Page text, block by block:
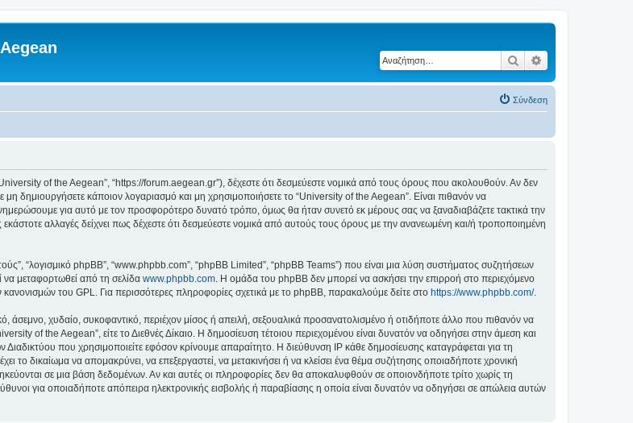
Αναζήτηση
Σύνδεση
of the Aegean”, “https://forum.aegean.gr”), δέχεστε ότι δεσμεύεστε νομικά από τους όρους που ακολουθούν. Αν δεν
δημιουργήσετε κάποιον λογαριασμό και μη χρησιμοποιήσετε το “University of the Aegean”. Είναι πιθανόν να
για αυτό με τον προσφορότερο δυνατό τρόπο, όμως θα ήταν συνετό εκ μέρους σας να ξαναδιαβάζετε τακτικά την
αλλαγές δείχνει πως δέχεστε ότι δεσμεύεστε νομικά από αυτούς τους όρους με την ανανεωμένη και/ή τροποποιημένη
“λογισμικό phpBB”, “www.phpbb.com”, “phpBB Limited”, “phpBB Teams”) που είναι μια λύση συστήματος συζητήσεων
να μεταφορτωθεί από τη σελίδα www.phpbb.com. Η ομάδα του phpBB δεν μπορεί να ασκήσει την επιρροή στο περιεχόμενο
του GPL. Για περισσότερες πληροφορίες σχετικά με το phpBB, παρακαλούμε δείτε στο https://www.phpbb.com/.
άσεμνο, χυδαίο, συκοφαντικό, περιέχον μίσος ή απειλή, σεξουαλικά προσανατολισμένο ή οτιδήποτε άλλο που πιθανόν να
of the Aegean”, είτε το Διεθνές Δίκαιο. Η δημοσίευση τέτοιου περιεχομένου είναι δυνατόν να οδηγήσει στην άμεση και
που χρησιμοποιείτε εφόσον κρίνουμε απαραίτητο. Η διεύθυνση IP κάθε δημοσίευσης καταγράφεται για τη
δικαίωμα να απομακρύνει, να επεξεργαστεί, να μετακινήσει ή να κλείσει ένα θέμα συζήτησης οποιαδήποτε χρονική
σε μια βάση δεδομένων. Αν και αυτές οι πληροφορίες δεν θα αποκαλυφθούν σε οποιονδήποτε τρίτο χωρίς τη
για οποιαδήποτε απόπειρα ηλεκτρονικής εισβολής ή παραβίασης η οποία είναι δυνατόν να οδηγήσει σε απώλεια αυτών